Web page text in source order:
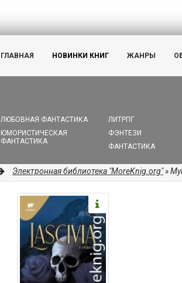
ГЛАВНАЯ НОВИНКИ КНИГ ЖАНРЫ
ЛЮБОВНАЯ ФАНТАСТИКА
ЮМОРИСТИЧЕСКАЯ
ФАНТАСТИКА
ЛИТРПГ
ФЭНТЕЗИ
ФАНТАСТИКА
Электронная библиотека "MoreKnig.org"»